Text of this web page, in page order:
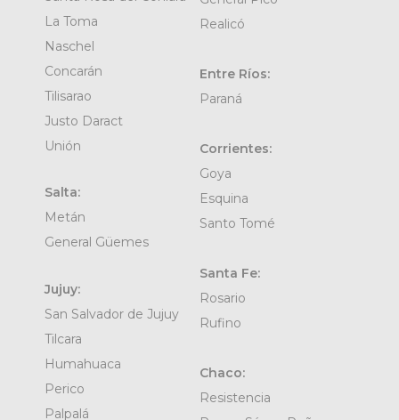
La Toma
Naschel
Concarán
Tilisarao
Justo Daract
Unión
Salta:
Metán
General Güemes
Jujuy:
San Salvador de Jujuy
Tilcara
Humahuaca
Perico
Palpalá
Realicó
Entre Ríos:
Paraná
Corrientes:
Goya
Esquina
Santo Tomé
Santa Fe:
Rosario
Rufino
Chaco:
Resistencia